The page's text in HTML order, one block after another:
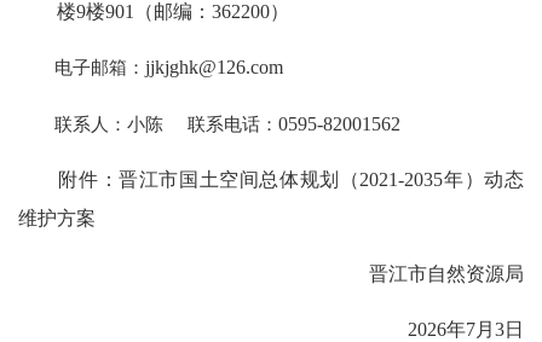
楼9楼901（邮编：362200）
电子邮箱：jjkjghk@126.com
联系人：小陈 联系电话：0595-82001562
附件：晋江市国土空间总体规划（2021-2035年）动态
维护方案
晋江市自然资源局
2026年7月3日